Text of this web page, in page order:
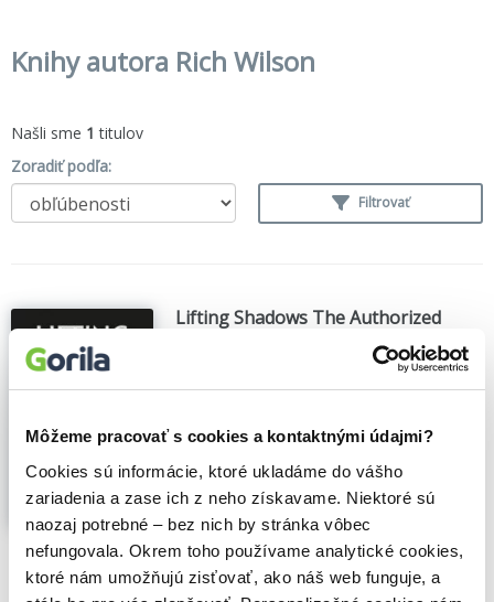
Môžeme pracovať s cookies a kontaktnými údajmi?
Cookies sú informácie, ktoré ukladáme do vášho
zariadenia a zase ich z neho získavame. Niektoré sú
naozaj potrebné – bez nich by stránka vôbec
nefungovala. Okrem toho používame analytické cookies,
ktoré nám umožňujú zisťovať, ako náš web funguje, a
Knihy autora Rich Wilson
Našli sme 1 titulov
Zoradiť podľa:
Filtrovať
Lifting Shadows The Authorized
Biography of Dream Theater
Lifting Shadows, the authorized biography
progressive-metal band comprising James
LaBrie, John Petrucci, Jordan Rudess, John
Myung and Mike Mangini - traces the
band's history from their mid-1980's Long
Island origins...Zobraziť viac
🍎 Vypredané